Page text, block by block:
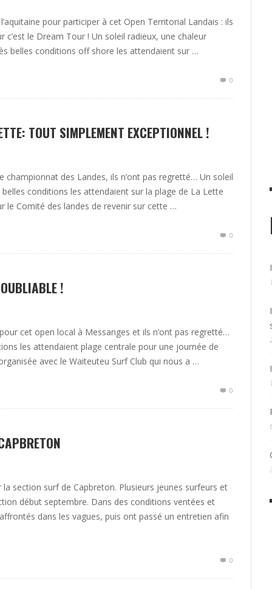
pour participer à cet Open Territorial Landais : ils
c’est le Dream Tour ! Un soleil radieux, une chaleur
belles conditions off shore les attendaient sur …
0
TOUT SIMPLEMENT EXCEPTIONNEL !
championnat des Landes, ils n’ont pas regretté… Un soleil
conditions les attendaient sur la plage de La Lette
le Comité des landes de revenir sur cette …
0
!
cet open local à Messanges et ils n’ont pas regretté…
les attendaient plage centrale pour une journée de
avec le Waiteuteu Surf Club qui nous a …
0
section surf de Capbreton. Plusieurs jeunes surfeurs et
début septembre. Dans des conditions ventées et
dans les vagues, puis ont passé un entretien afin
0